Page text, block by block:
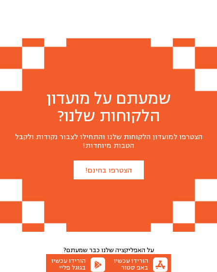
שמעתם על מועדון
הלקוחות שלנו?
הצטרפו למועדון הלקוחות שלנו והתחילו לצבור נקודות ולקבל
הטבות מיוחדות!
הצטרפו בחינם!
על האפליקציה שלנו כבר שמעתם?
הורידו עכשיו
באפ סטור
הורידו עכשיו
בגוגל פליי